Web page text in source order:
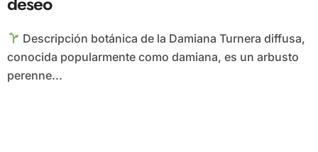
Descripción botánica de la Damiana Turnera diffusa,
conocida popularmente como damiana, es un arbusto
perenne...